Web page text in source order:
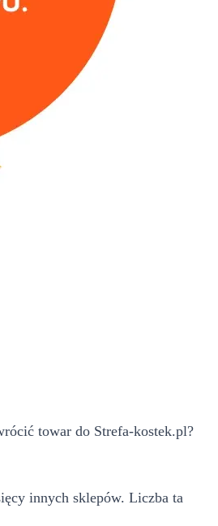
towar do Strefa-kostek.pl?
innych sklepów. Liczba ta